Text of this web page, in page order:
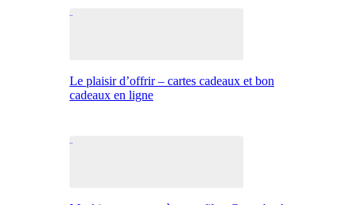
Le plaisir d’offrir – cartes cadeaux et bon
cadeaux en ligne